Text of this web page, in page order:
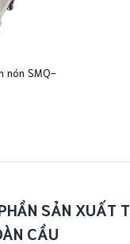
nón SMQ-
SẢN XUẤT
CẦU